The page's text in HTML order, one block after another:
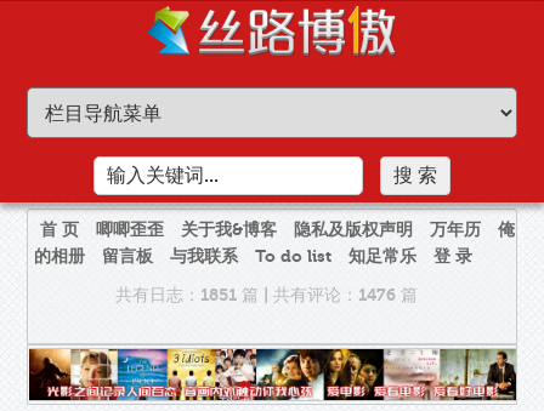
首 页 唧唧歪歪 关于我&博客 隐私及版权声明 万年历
俺
的相册
留言板 与我联系 To do list 知足常乐
登 录
共有日志：1851 篇
共有评论：1476 篇